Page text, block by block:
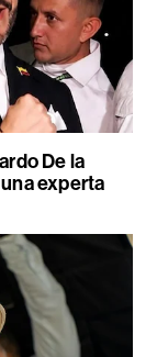
De la
experta